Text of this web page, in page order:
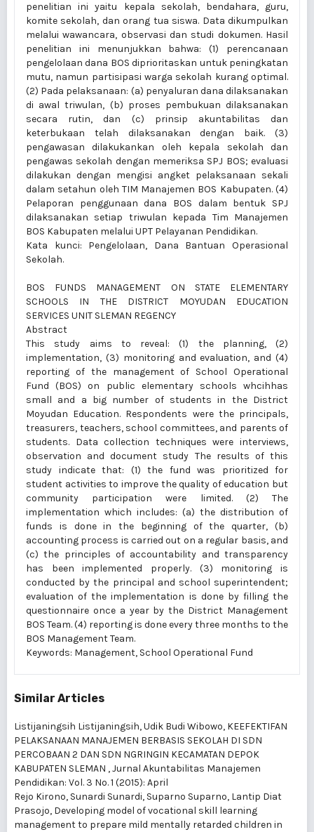
penelitian ini yaitu kepala sekolah, bendahara, guru,
komite sekolah, dan orang tua siswa. Data dikumpulkan
melalui wawancara, observasi dan studi dokumen. Hasil
penelitian ini menunjukkan bahwa: (1) perencanaan
pengelolaan dana BOS diprioritaskan untuk peningkatan
mutu, namun partisipasi warga sekolah kurang optimal.
(2) Pada pelaksanaan: (a) penyaluran dana dilaksanakan
di awal triwulan, (b) proses pembukuan dilaksanakan
secara rutin, dan (c) prinsip akuntabilitas dan
keterbukaan telah dilaksanakan dengan baik. (3)
pengawasan dilakukankan oleh kepala sekolah dan
pengawas sekolah dengan memeriksa SPJ BOS; evaluasi
dilakukan dengan mengisi angket pelaksanaan sekali
dalam setahun oleh TIM Manajemen BOS Kabupaten. (4)
Pelaporan penggunaan dana BOS dalam bentuk SPJ
dilaksanakan setiap triwulan kepada Tim Manajemen
BOS Kabupaten melalui UPT Pelayanan Pendidikan.
Kata kunci: Pengelolaan, Dana Bantuan Operasional
Sekolah.
BOS FUNDS MANAGEMENT ON STATE ELEMENTARY
SCHOOLS IN THE DISTRICT MOYUDAN EDUCATION
SERVICES UNIT SLEMAN REGENCY
Abstract
This study aims to reveal: (1) the planning, (2)
implementation, (3) monitoring and evaluation, and (4)
reporting of the management of School Operational
Fund (BOS) on public elementary schools whcihhas
small and a big number of students in the District
Moyudan Education. Respondents were the principals,
treasurers, teachers, school committees, and parents of
students. Data collection techniques were interviews,
observation and document study The results of this
study indicate that: (1) the fund was prioritized for
student activities to improve the quality of education but
community participation were limited. (2) The
implementation which includes: (a) the distribution of
funds is done in the beginning of the quarter, (b)
accounting process is carried out on a regular basis, and
(c) the principles of accountability and transparency
has been implemented properly. (3) monitoring is
conducted by the principal and school superintendent;
evaluation of the implementation is done by filling the
questionnaire once a year by the District Management
BOS Team. (4) reporting is done every three months to the
BOS Management Team.
Keywords: Management, School Operational Fund
Similar Articles
Listijaningsih Listijaningsih, Udik Budi Wibowo, KEEFEKTIFAN
PELAKSANAAN MANAJEMEN BERBASIS SEKOLAH DI SDN
PERCOBAAN 2 DAN SDN NGRINGIN KECAMATAN DEPOK
KABUPATEN SLEMAN ,Jurnal Akuntabilitas Manajemen
Pendidikan: Vol. 3 No. 1 (2015): April
Rejo Kirono, Sunardi Sunardi, Suparno Suparno, Lantip Diat
Prasojo, Developing model of vocational skill learning
management to prepare mild mentally retarded children in